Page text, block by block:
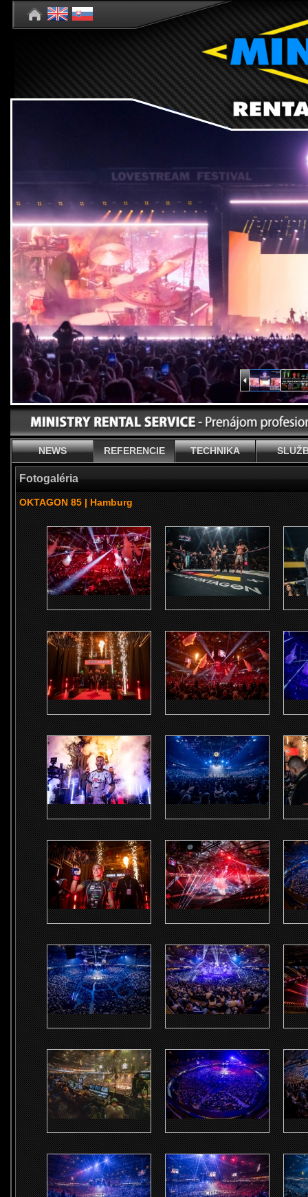
NEWS REFERENCIE TECHNIKA
Fotogaléria
OKTAGON 85 | Hamburg